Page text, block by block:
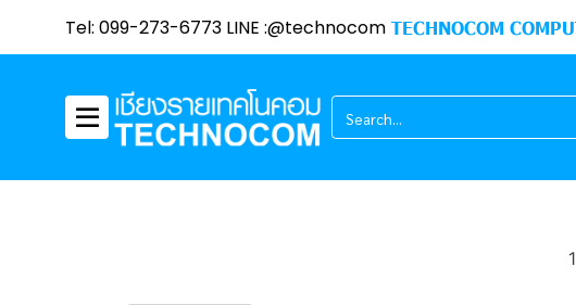
Tel: 099-273-6773 LINE :@technocom TECHNOCOM